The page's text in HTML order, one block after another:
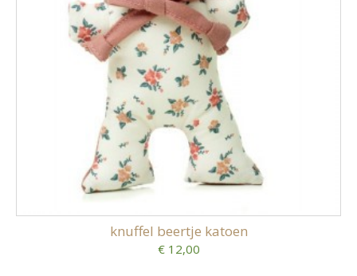
knuffel beertje katoen
€ 12,00